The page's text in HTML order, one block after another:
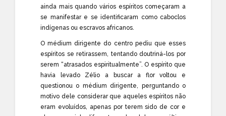
ainda mais quando vários espíritos começaram a
se manifestar e se identificaram como caboclos
indígenas ou escravos africanos.
O médium dirigente do centro pediu que esses
espíritos se retirassem, tentando doutriná-los por
serem “atrasados espiritualmente”. O espírito que
havia levado Zélio a buscar a flor voltou e
questionou o médium dirigente, perguntando o
motivo dele considerar que aqueles espíritos não
eram evoluídos, apenas por terem sido de cor e